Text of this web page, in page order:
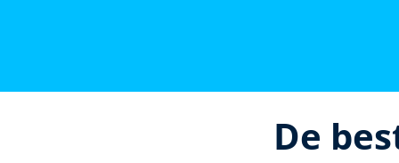
De